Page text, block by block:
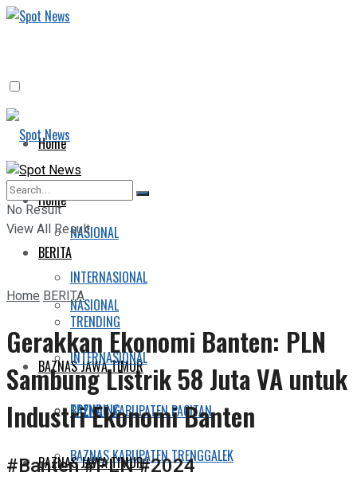
Home
BERITA
NASIONAL
INTERNASIONAL
TRENDING
BAZNAS JAWA TIMUR
BAZNAS KABUPATEN PACITAN
BAZNAS KABUPATEN TRENGGALEK
Home
BERITA
NASIONAL
INTERNASIONAL
TRENDING
BAZNAS JAWA TIMUR
No Result
View All Result
HomeBERITA
Gerakkan Ekonomi Banten: PLN
Sambung Listrik 58 Juta VA untuk
Industri Ekonomi Banten
#Banten #PLN #2024